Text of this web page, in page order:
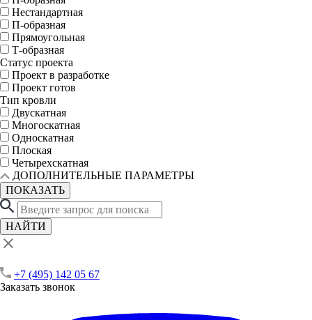
Нестандартная
П-образная
Прямоугольная
Т-образная
Статус проекта
Проект в разработке
Проект готов
Тип кровли
Двускатная
Многоскатная
Односкатная
Плоская
Четырехскатная
ДОПОЛНИТЕЛЬНЫЕ ПАРАМЕТРЫ
ПОКАЗАТЬ
НАЙТИ
+7 (495) 142 05 67
Заказать звонок